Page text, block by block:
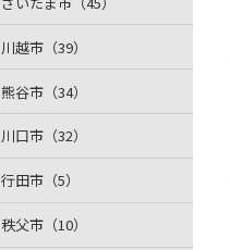
川越市（39）
熊谷市（34）
川口市（32）
行田市（5）
秩父市（10）